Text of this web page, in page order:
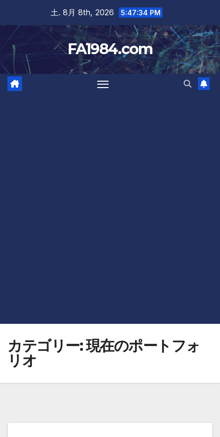
content
土. 8月 8th, 2026 5:47:34 PM
FA1984.com
カテゴリー:現在のポートフォ
リオ